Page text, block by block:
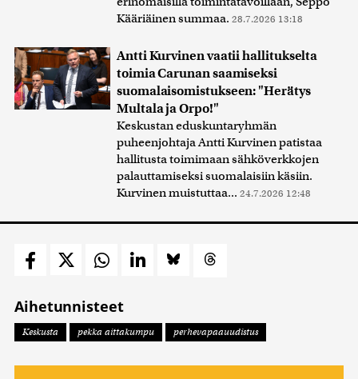
Kääriäinen summaa. 28.7.2026 13:18
Antti Kurvinen vaatii hallitukselta
toimia Carunan saamiseksi
suomalaisomistukseen: "Herätys
Multala ja Orpo!"
Keskustan eduskuntaryhmän
puheenjohtaja Antti Kurvinen patistaa
hallitusta toimimaan sähköverkkojen
palauttamiseksi suomalaisiin käsiin.
Kurvinen muistuttaa... 24.7.2026 12:48
Aihetunnisteet
Keskusta pekka aittakumpu perhevapaauudistus